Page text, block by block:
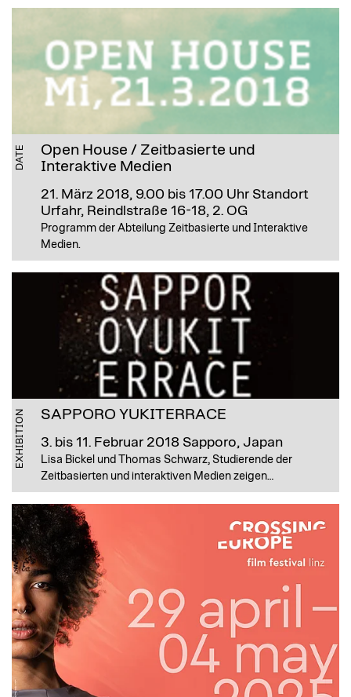
DATE
Open House / Zeitbasierte und
Interaktive Medien
21. März 2018, 9.00 bis 17.00 Uhr Standort
Urfahr, Reindlstraße 16-18, 2. OG
Programm der Abteilung Zeitbasierte und Interaktive
Medien.
EXHIBITION SAPPORO YUKITERRACE
3. bis 11. Februar 2018 Sapporo, Japan
Lisa Bickel und Thomas Schwarz, Studierende der
Zeitbasierten und interaktiven Medien zeigen…